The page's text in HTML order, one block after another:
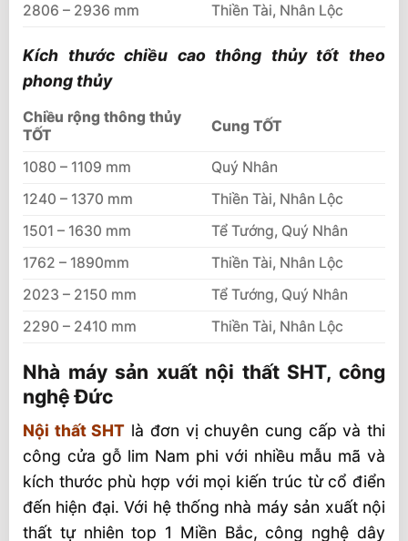
2806 – 2936 mm
Thiền Tài, Nhân Lộc
Kích thước chiều cao thông thủy tốt theo
phong thủy
Chiều rộng thông thủy
TỐT
Cung TỐT
1080 – 1109 mm
Quý Nhân
1240 – 1370 mm
Thiền Tài, Nhân Lộc
1501 – 1630 mm
Tể Tướng, Quý Nhân
1762 – 1890mm
Thiền Tài, Nhân Lộc
2023 – 2150 mm
Tể Tướng, Quý Nhân
2290 – 2410 mm
Thiền Tài, Nhân Lộc
Nhà máy sản xuất nội thất SHT, công
nghệ Đức
Nội thất SHT là đơn vị chuyên cung cấp và thi
công cửa gỗ lim Nam phi với nhiều mẫu mã và
kích thước phù hợp với mọi kiến trúc từ cổ điển
đến hiện đại. Với hệ thống nhà máy sản xuất nội
thất tự nhiên top 1 Miền Bắc, công nghệ dây